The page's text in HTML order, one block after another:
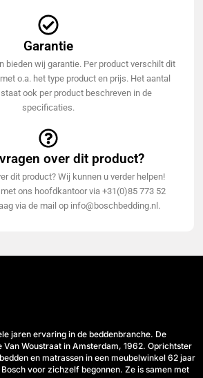
Garantie
bieden wij garantie. Per product verschilt dit
o.a. het type product en prijs. Het aantal
ook per product beschreven in de
specificaties.
over dit product?
dit product? Wij kunnen u verder helpen!
ons hoofdkantoor via +31(0)85 773 52
via de mail op info@boschbedding.nl.
jaren ervaring in de beddenbranche. De
Van Woustraat in Amsterdam, 1962. Oprichtster
en matrassen in een meubelwinkel 62 jaar
voor zichzelf begonnen. Ze is samen met